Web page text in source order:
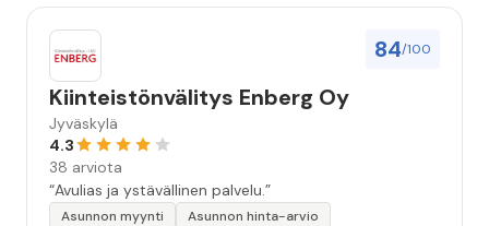
84/100
Kiinteistönvälitys Enberg Oy
Jyväskylä
4.3
38 arviota
“Avulias ja ystävällinen palvelu.”
Asunnon myynti
Asunnon hinta-arvio